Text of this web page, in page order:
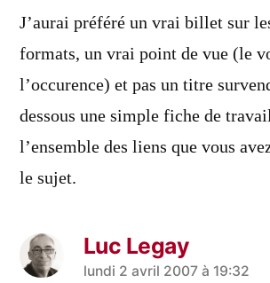
J’aurai préféré un vrai billet sur
formats, un vrai point de vue (le
l’occurence) et pas un titre
dessous une simple fiche de
l’ensemble des liens que vous
le sujet.
Luc Legay
a
lundi 2 avril 2007 à 19:32